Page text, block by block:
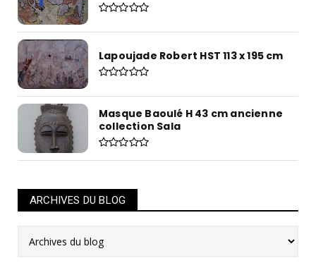
Lapoujade Robert HST 113 x 195 cm
Masque Baoulé H 43 cm ancienne
collection Sala
ARCHIVES DU BLOG